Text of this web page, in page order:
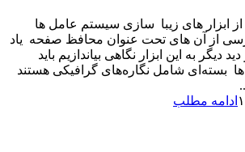
ابزار های زیبا سازی سیستم عامل ها
از آن های تحت عنوان محافظ صفحه یاد
دیگر به این ابزار نگاهی بیاندازیم باید
بسته‌ای شامل نگاره‌های گرافیکی هستند
ادامه مطلب